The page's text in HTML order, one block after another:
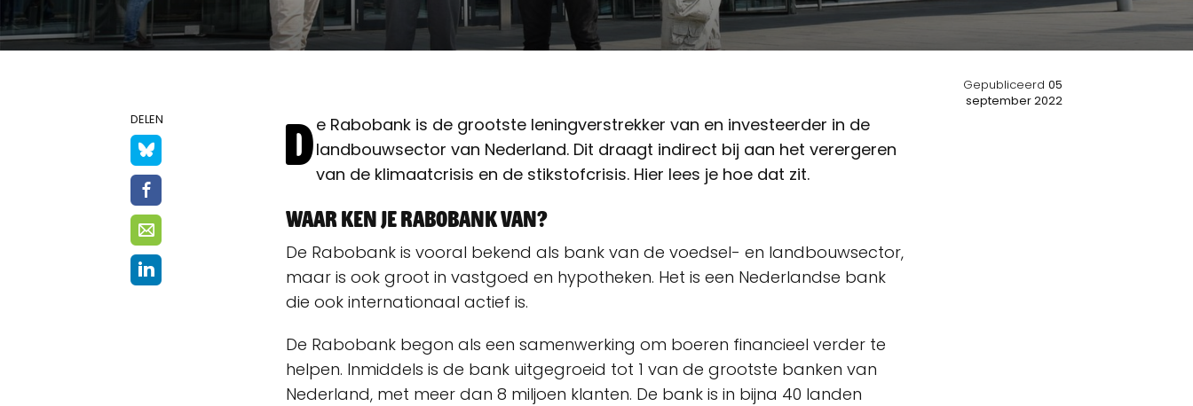
DELEN De Rabobank is de grootste leningverstrekker van en investeerder in de
landbouwsector van Nederland. Dit draagt indirect bij aan het verergeren
van de klimaatcrisis en de stikstofcrisis. Hier lees je hoe dat zit.
Waar ken je Rabobank van?
De Rabobank is vooral bekend als bank van de voedsel- en landbouwsector,
maar is ook groot in vastgoed en hypotheken. Het is een Nederlandse bank
die ook internationaal actief is.
De Rabobank begon als een samenwerking om boeren financieel verder te
helpen. Inmiddels is de bank uitgegroeid tot 1 van de grootste banken van
Nederland, met meer dan 8 miljoen klanten. De bank is in bijna 40 landen
Gepubliceerd 05
september 2022